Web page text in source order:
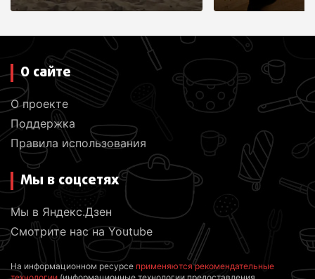
О сайте
О проекте
Поддержка
Правила использования
Мы в соцсетях
Мы в Яндекс.Дзен
Смотрите нас на Youtube
На информационном ресурсе применяются рекомендательные